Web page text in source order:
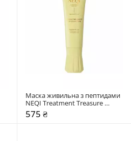
Маска живильна з пептидами
NEQI Treatment Treasure
Peptide Power
575 ₴